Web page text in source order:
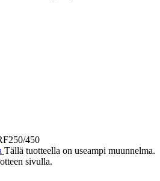
Tällä tuotteella on useampi muunnelma.
sivulla.